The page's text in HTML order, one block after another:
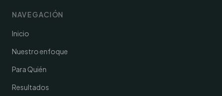
NAVEGACIÓN
Inicio
Nuestro enfoque
Para Quién
Resultados